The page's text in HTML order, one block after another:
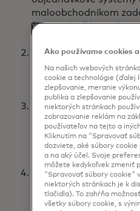
maloobchodníkom
čím sa zlepšilo
Konverzačný obchod:
môžu objednávať
podporu
odosielanie
Trhoviska B2B:
spoločnostiam
tovarom prezentovať
fakturáciu, čím
reťazec.
Vstavané úverové
poskytujú mikroúvery
čo im umožňuje
Ako používame cookies
Na našich webových
cookie a technológie (ďalej
zlepšovanie, meranie
publika a zlepšovanie
niektorých stránkach
zobrazovanie reklám na
používateľov na tejto a
Kliknutím na "Spravovať
dozviete, aké súbory
a na aký účel. Svoje
môžete kedykoľvek zmeniť
"Spravovať súbory cookie"
niektorých stránkach je k
tlačidla). To zahŕňa
všetky súbory cookie, s